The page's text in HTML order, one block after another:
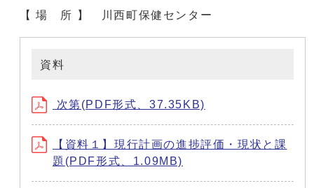
【 場 所 】 川西町保健センター
資料
次第(PDF形式、37.35KB)
【資料１】現行計画の進捗評価・現状と課
題(PDF形式、1.09MB)